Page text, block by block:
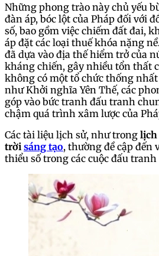
Những phong trào này chủ yếu
đàn áp, bóc lột của Pháp đối với
số, bao gồm việc chiếm đất đai,
áp đặt các loại thuế khóa nặng
đã dựa vào địa thế hiểm trở của
kháng chiến, gây nhiều tổn thất
không có một tổ chức thống
như Khởi nghĩa Yên Thế, các
góp vào bức tranh đấu tranh
chậm quá trình xâm lược của
Các tài liệu lịch sử, như trong lịch
trời sáng tạo, thường đề cập đến
thiểu số trong các cuộc đấu